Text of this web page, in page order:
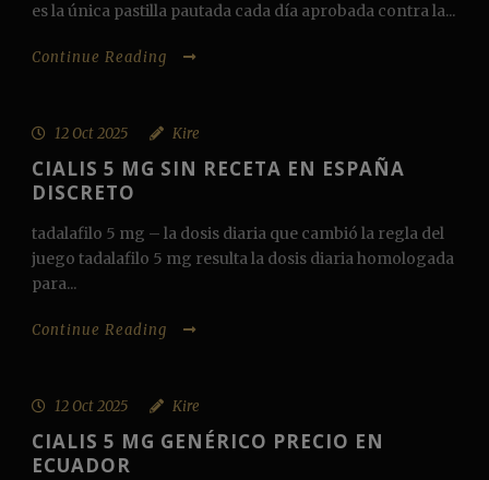
es la única pastilla pautada cada día aprobada contra la...
Continue Reading
12 Oct 2025 Kire
CIALIS 5 MG SIN RECETA EN ESPAÑA
DISCRETO
tadalafilo 5 mg – la dosis diaria que cambió la regla del
juego tadalafilo 5 mg resulta la dosis diaria homologada
para...
Continue Reading
12 Oct 2025 Kire
CIALIS 5 MG GENÉRICO PRECIO EN
ECUADOR